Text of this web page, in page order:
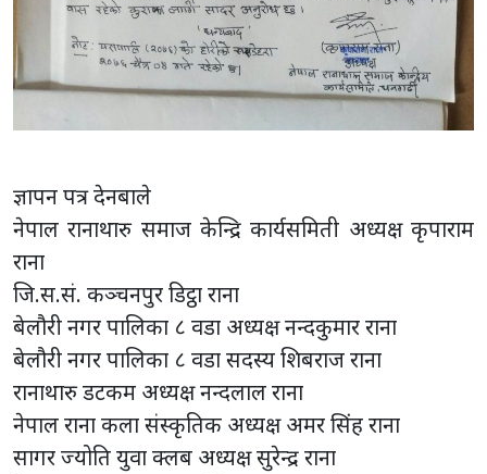
ज्ञापन पत्र देनबाले
नेपाल रानाथारु समाज केन्द्रि कार्यसमिती अध्यक्ष कृपाराम
राना
जि.स.सं. कञ्चनपुर डिट्ठा राना
बेलौरी नगर पालिका ८ वडा अध्यक्ष नन्दकुमार राना
बेलौरी नगर पालिका ८ वडा सदस्य शिबराज राना
रानाथारु डटकम अध्यक्ष नन्दलाल राना
नेपाल राना कला संस्कृतिक अध्यक्ष अमर सिंह राना
सागर ज्योति युवा क्लब अध्यक्ष सुरेन्द्र राना